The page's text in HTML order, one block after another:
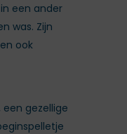
een ander
was. Zijn
ook
een gezellige